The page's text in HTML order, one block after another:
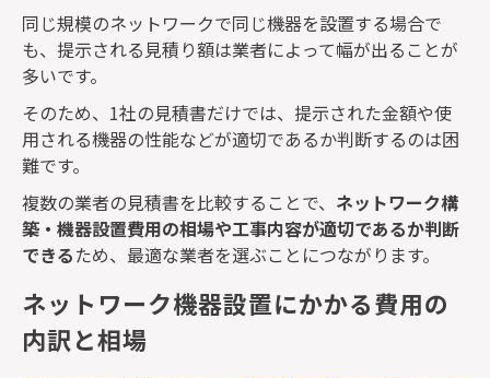
同じ規模のネットワークで同じ機器を設置する場合で
も、提示される見積り額は業者によって幅が出ることが
多いです。
そのため、 1社の見積書だけでは、提示された金額や使
用される機器の性能などが適切であるか判断するのは困
難です。
複数の業者の見積書を比較することで、 ネットワーク構
築・機器設置費用の相場や工事内容が適切であるか判断
できるため、最適な業者を選ぶことにつながります。
ネットワーク機器設置にかかる費用の
内訳と相場